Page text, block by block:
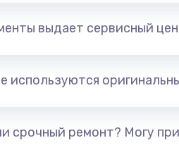
выдает сервисный
используются
срочный ремонт? Могу